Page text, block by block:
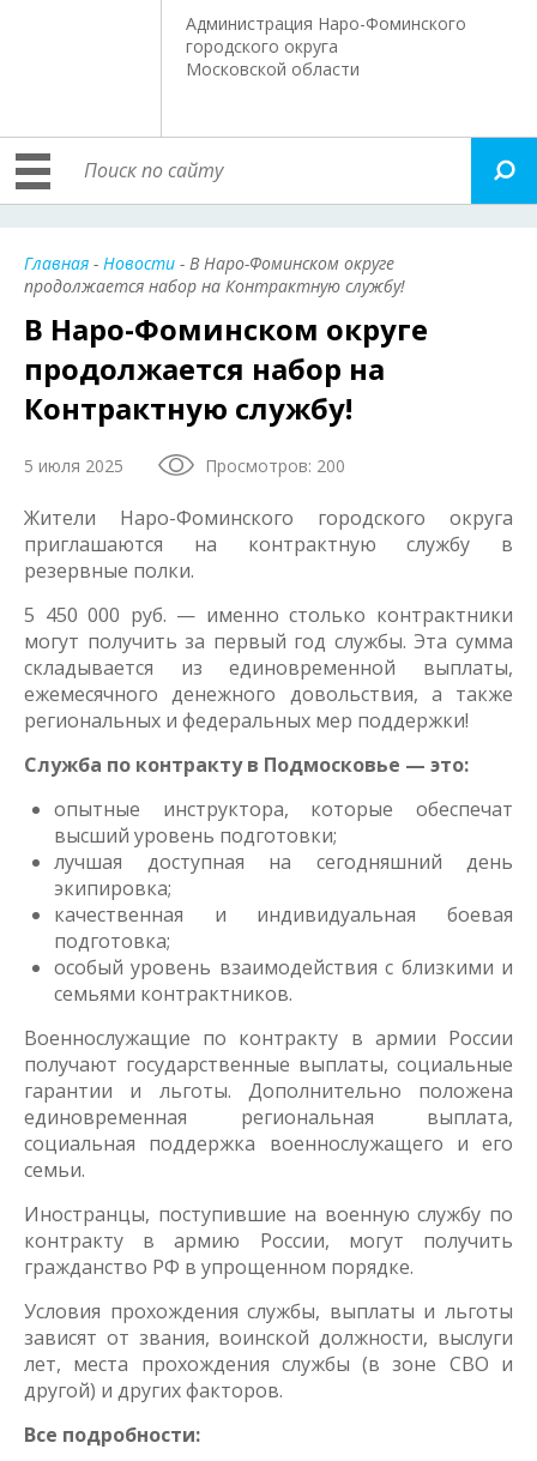
Администрация Наро-Фоминского
городского округа
Московской области
Главная - Новости - В Наро-Фоминском округе
продолжается набор на Контрактную службу!
В Наро-Фоминском округе
продолжается набор на
Контрактную службу!
5 июля 2025 Просмотров: 200
Жители Наро-Фоминского городского округа
приглашаются на контрактную службу в
резервные полки.
5 450 000 руб. — именно столько контрактники
могут получить за первый год службы. Эта сумма
складывается из единовременной выплаты,
ежемесячного денежного довольствия, а также
региональных и федеральных мер поддержки!
Служба по контракту в Подмосковье — это:
опытные инструктора, которые обеспечат
высший уровень подготовки;
лучшая доступная на сегодняшний день
экипировка;
качественная и индивидуальная боевая
подготовка;
особый уровень взаимодействия с близкими и
семьями контрактников.
Военнослужащие по контракту в армии России
получают государственные выплаты, социальные
гарантии и льготы. Дополнительно положена
единовременная региональная выплата,
социальная поддержка военнослужащего и его
семьи.
Иностранцы, поступившие на военную службу по
контракту в армию России, могут получить
гражданство РФ в упрощенном порядке.
Условия прохождения службы, выплаты и льготы
зависят от звания, воинской должности, выслуги
лет, места прохождения службы (в зоне СВО и
другой) и других факторов.
Все подробности: